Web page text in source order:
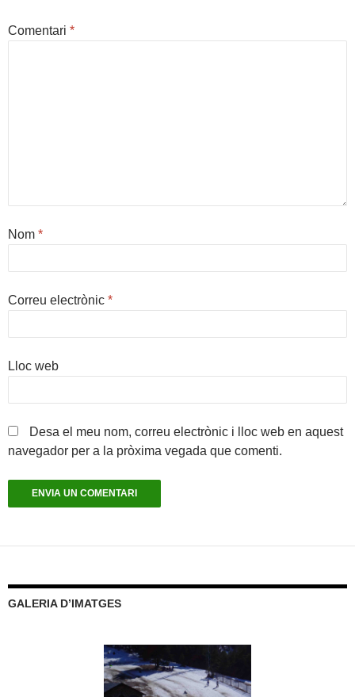
Comentari *
Nom *
Correu electrònic *
Lloc web
Desa el meu nom, correu electrònic i lloc web en aquest
navegador per a la pròxima vegada que comenti.
GALERIA D’IMATGES